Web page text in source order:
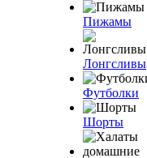
Пижамы
Лонгсливы
Футболки
Шорты